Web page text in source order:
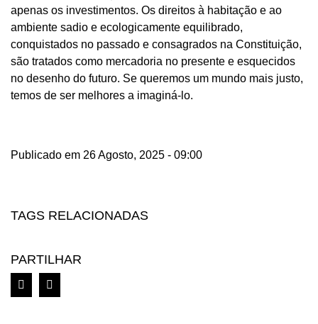
apenas os investimentos. Os direitos à habitação e ao
ambiente sadio e ecologicamente equilibrado,
conquistados no passado e consagrados na Constituição,
são tratados como mercadoria no presente e esquecidos
no desenho do futuro. Se queremos um mundo mais justo,
temos de ser melhores a imaginá-lo.
Publicado em 26 Agosto, 2025 - 09:00
TAGS RELACIONADAS
PARTILHAR